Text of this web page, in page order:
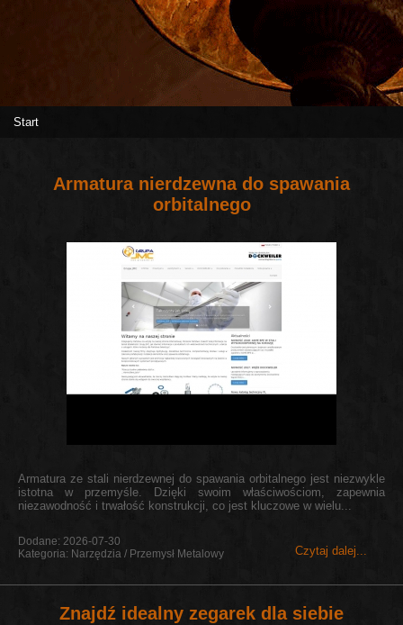
Start
Armatura nierdzewna do spawania
orbitalnego
Armatura ze stali nierdzewnej do spawania orbitalnego jest niezwykle
istotna w przemyśle. Dzięki swoim właściwościom, zapewnia
niezawodność i trwałość konstrukcji, co jest kluczowe w wielu...
Czytaj dalej...
Dodane: 2026-07-30
Kategoria: Narzędzia / Przemysł Metalowy
Znajdź idealny zegarek dla siebie